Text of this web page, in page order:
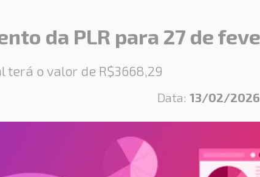
da PLR para 27 de
terá o valor de R$3668,29
Data: 13/02/2026